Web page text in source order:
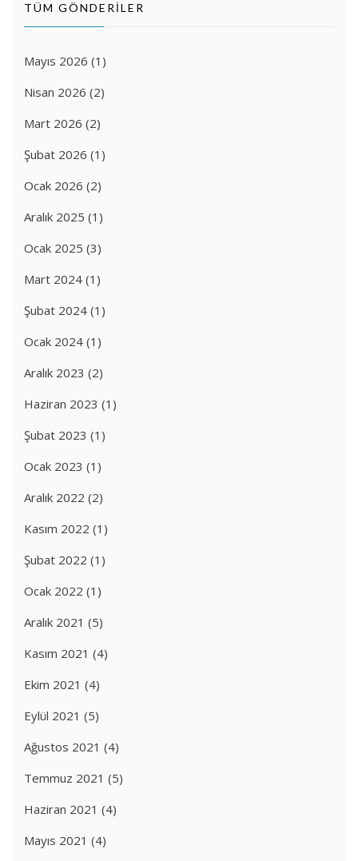
TÜM GÖNDERİLER
Mayıs 2026 (1)
Nisan 2026 (2)
Mart 2026 (2)
Şubat 2026 (1)
Ocak 2026 (2)
Aralık 2025 (1)
Ocak 2025 (3)
Mart 2024 (1)
Şubat 2024 (1)
Ocak 2024 (1)
Aralık 2023 (2)
Haziran 2023 (1)
Şubat 2023 (1)
Ocak 2023 (1)
Aralık 2022 (2)
Kasım 2022 (1)
Şubat 2022 (1)
Ocak 2022 (1)
Aralık 2021 (5)
Kasım 2021 (4)
Ekim 2021 (4)
Eylül 2021 (5)
Ağustos 2021 (4)
Temmuz 2021 (5)
Haziran 2021 (4)
Mayıs 2021 (4)